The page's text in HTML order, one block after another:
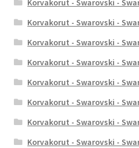
Korvakorut - Swarovski -
Korvakorut - Swarovski -
Korvakorut - Swarovski -
Korvakorut - Swarovski -
Korvakorut - Swarovski -
Korvakorut - Swarovski -
Korvakorut - Swarovski -